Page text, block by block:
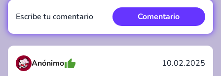
Anónimo
10.02.2025
Escribe tu comentario Comentario